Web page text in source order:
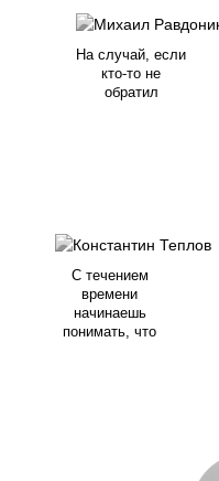
На случай, если
кто-то не
обратил
С течением
времени
начинаешь
понимать, что